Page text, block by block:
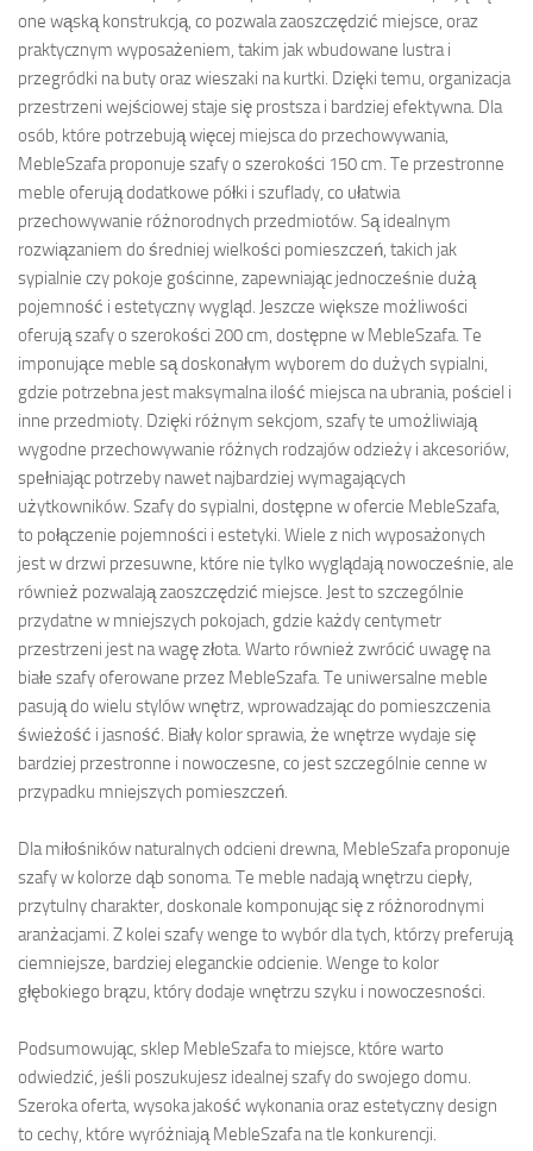
one wąską konstrukcją, co pozwala zaoszczędzić miejsce, oraz
praktycznym wyposażeniem, takim jak wbudowane lustra i
przegródki na buty oraz wieszaki na kurtki. Dzięki temu, organizacja
przestrzeni wejściowej staje się prostsza i bardziej efektywna. Dla
osób, które potrzebują więcej miejsca do przechowywania,
MebleSzafa proponuje szafy o szerokości 150 cm. Te przestronne
meble oferują dodatkowe półki i szuflady, co ułatwia
przechowywanie różnorodnych przedmiotów. Są idealnym
rozwiązaniem do średniej wielkości pomieszczeń, takich jak
sypialnie czy pokoje gościnne, zapewniając jednocześnie dużą
pojemność i estetyczny wygląd. Jeszcze większe możliwości
oferują szafy o szerokości 200 cm, dostępne w MebleSzafa. Te
imponujące meble są doskonałym wyborem do dużych sypialni,
gdzie potrzebna jest maksymalna ilość miejsca na ubrania, pościel i
inne przedmioty. Dzięki różnym sekcjom, szafy te umożliwiają
wygodne przechowywanie różnych rodzajów odzieży i akcesoriów,
spełniając potrzeby nawet najbardziej wymagających
użytkowników. Szafy do sypialni, dostępne w ofercie MebleSzafa,
to połączenie pojemności i estetyki. Wiele z nich wyposażonych
jest w drzwi przesuwne, które nie tylko wyglądają nowocześnie, ale
również pozwalają zaoszczędzić miejsce. Jest to szczególnie
przydatne w mniejszych pokojach, gdzie każdy centymetr
przestrzeni jest na wagę złota. Warto również zwrócić uwagę na
białe szafy oferowane przez MebleSzafa. Te uniwersalne meble
pasują do wielu stylów wnętrz, wprowadzając do pomieszczenia
świeżość i jasność. Biały kolor sprawia, że wnętrze wydaje się
bardziej przestronne i nowoczesne, co jest szczególnie cenne w
przypadku mniejszych pomieszczeń.
Dla miłośników naturalnych odcieni drewna, MebleSzafa proponuje
szafy w kolorze dąb sonoma. Te meble nadają wnętrzu ciepły,
przytulny charakter, doskonale komponując się z różnorodnymi
aranżacjami. Z kolei szafy wenge to wybór dla tych, którzy preferują
ciemniejsze, bardziej eleganckie odcienie. Wenge to kolor
głębokiego brązu, który dodaje wnętrzu szyku i nowoczesności.
Podsumowując, sklep MebleSzafa to miejsce, które warto
odwiedzić, jeśli poszukujesz idealnej szafy do swojego domu.
Szeroka oferta, wysoka jakość wykonania oraz estetyczny design
to cechy, które wyróżniają MebleSzafa na tle konkurencji.